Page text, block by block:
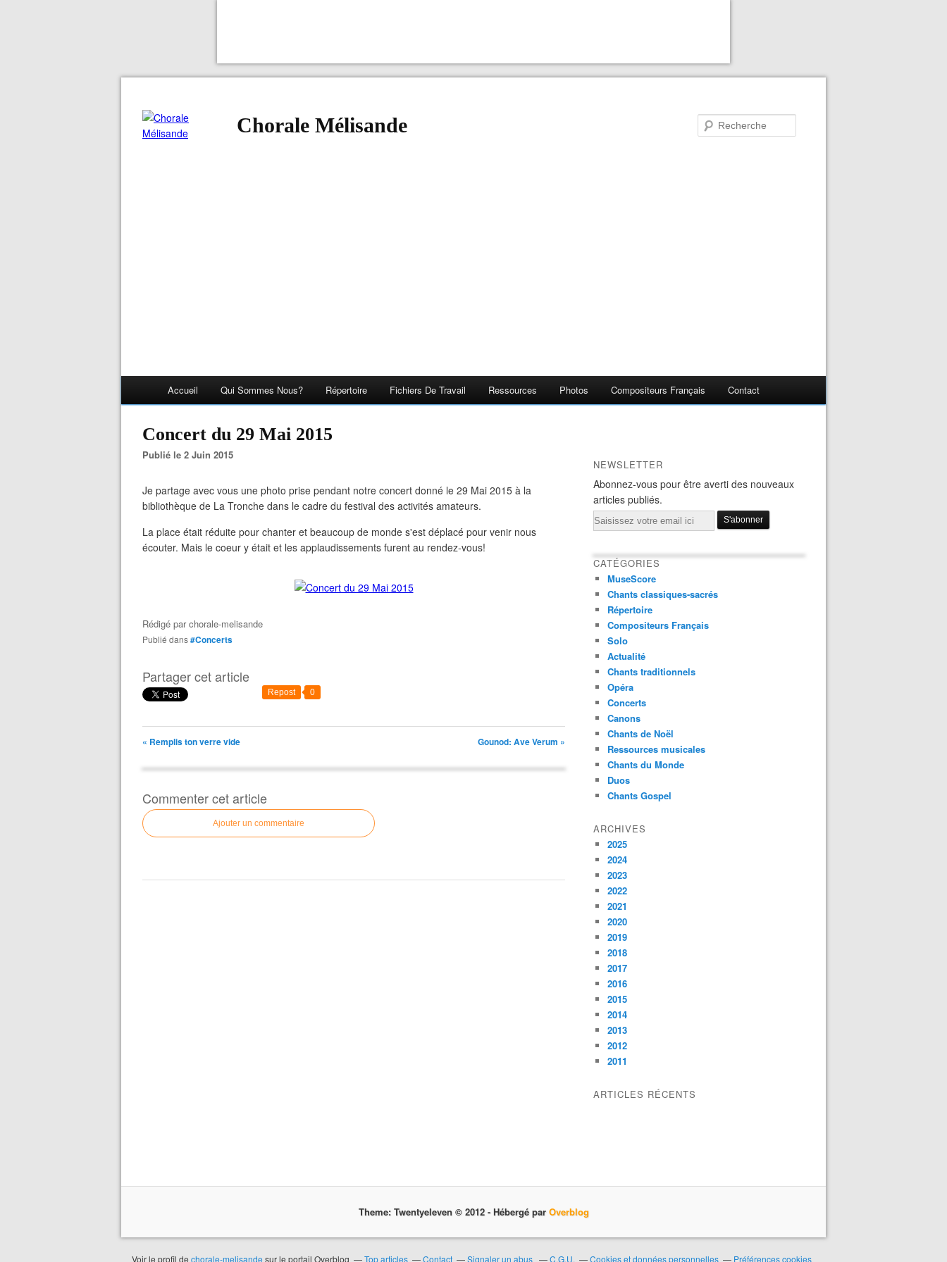
Chorale Mélisande
Accueil Qui Sommes Nous? Répertoire Fichiers De Travail Ressources Photos Compositeurs Français Contact
Concert du 29 Mai 2015
Publié le 2 Juin 2015
Je partage avec vous une photo prise pendant notre concert donné le 29 Mai 2015 à la
bibliothèque de La Tronche dans le cadre du festival des activités amateurs.
La place était réduite pour chanter et beaucoup de monde s'est déplacé pour venir nous
écouter. Mais le coeur y était et les applaudissements furent au rendez-vous!
Rédigé parchorale-melisande
Publié dans#Concerts
Partager cet article
Repost 0
« Remplis ton verre vide Gounod: Ave Verum »
Commenter cet article
Ajouter un commentaire
NEWSLETTER
Abonnez-vous pour être averti des nouveaux
articles publiés.
Email
CATÉGORIES
MuseScore
Chants classiques-sacrés
Répertoire
Compositeurs Français
Solo
Actualité
Chants traditionnels
Opéra
Concerts
Canons
Chants de Noël
Ressources musicales
Chants du Monde
Duos
Chants Gospel
ARCHIVES
2025
2024
2023
2022
2021
2020
2019
2018
2017
2016
2015
2014
2013
2012
2011
ARTICLES RÉCENTS
Theme: Twentyeleven © 2012 - Hébergé par Overblog
Voir le profil de chorale-melisande sur le portail Overblog Top articles Contact Signaler un abus C.G.U. Cookies et données personnelles Préférences cookies